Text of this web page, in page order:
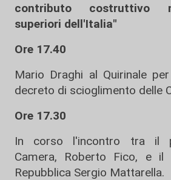
contributo costruttivo
superiori dell'Italia"
Ore 17.40
Mario Draghi al Quirinale
decreto di scioglimento delle
Ore 17.30
In corso l'incontro tra il
Camera, Roberto Fico, e il
Repubblica Sergio Mattarella.